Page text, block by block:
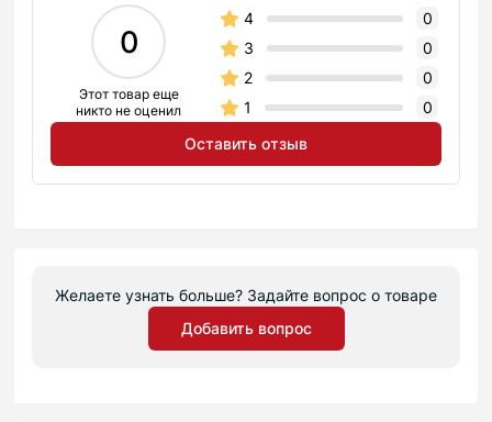
0
Этот товар еще
никто не оценил
4
0
3
0
2
0
1
0
Оставить отзыв
Желаете узнать больше? Задайте вопрос о товаре
Добавить вопрос